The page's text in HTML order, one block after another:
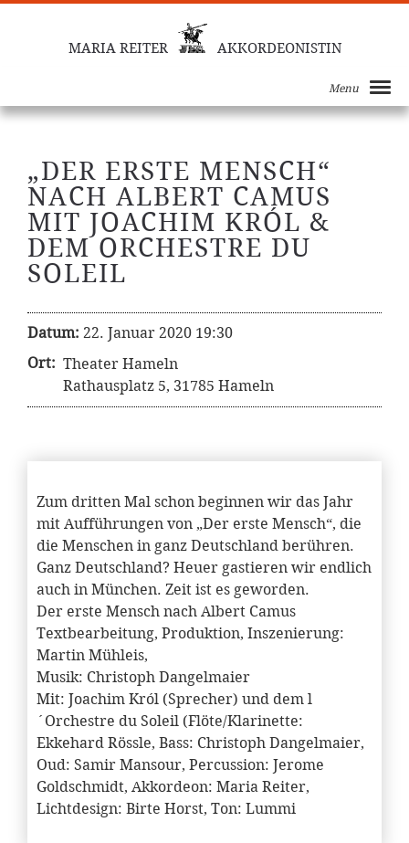
MARIA REITER AKKORDEONISTIN
Menu
„DER ERSTE MENSCH“
NACH ALBERT CAMUS
MIT JOACHIM KRÓL &
DEM ORCHESTRE DU
SOLEIL
Datum: 22. Januar 2020 19:30
Ort: Theater Hameln
Rathausplatz 5, 31785 Hameln
Zum dritten Mal schon beginnen wir das Jahr
mit Aufführungen von „Der erste Mensch“, die
die Menschen in ganz Deutschland berühren.
Ganz Deutschland? Heuer gastieren wir endlich
auch in München. Zeit ist es geworden.
Der erste Mensch nach Albert Camus
Textbearbeitung, Produktion, Inszenierung:
Martin Mühleis,
Musik: Christoph Dangelmaier
Mit: Joachim Król (Sprecher) und dem l
´Orchestre du Soleil (Flöte/Klarinette:
Ekkehard Rössle, Bass: Christoph Dangelmaier,
Oud: Samir Mansour, Percussion: Jerome
Goldschmidt, Akkordeon: Maria Reiter,
Lichtdesign: Birte Horst, Ton: Lummi